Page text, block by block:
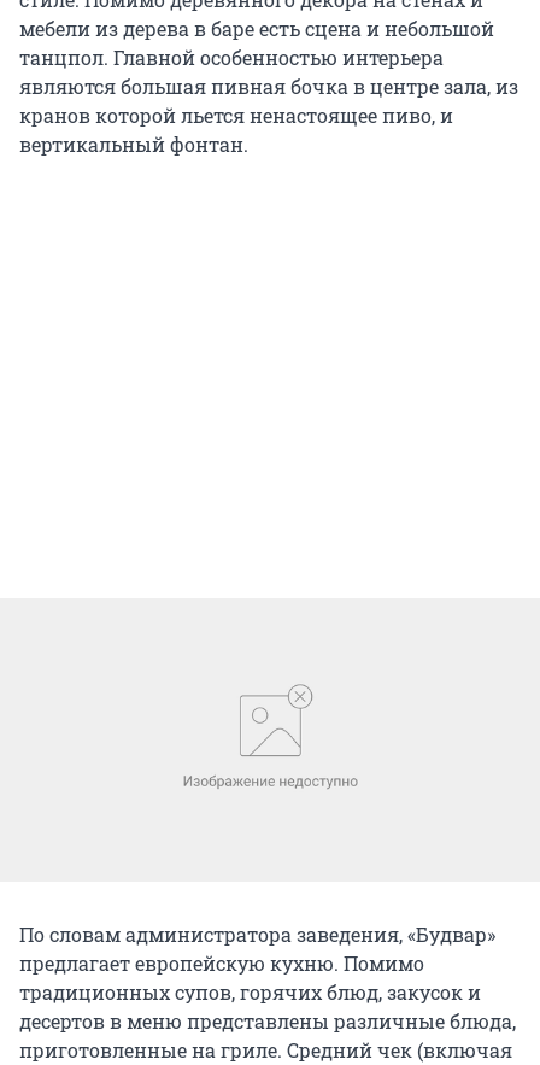
мебели из дерева в баре есть сцена и небольшой
танцпол. Главной особенностью интерьера
являются большая пивная бочка в центре зала, из
кранов которой льется ненастоящее пиво, и
вертикальный фонтан.
По словам администратора заведения, «Будвар»
предлагает европейскую кухню. Помимо
традиционных супов, горячих блюд, закусок и
десертов в меню представлены различные блюда,
приготовленные на гриле. Средний чек (включая